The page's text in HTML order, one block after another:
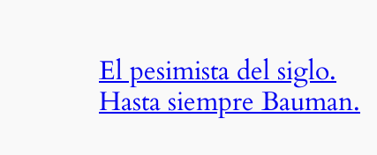
El pesimista del siglo.
Hasta siempre Bauman.